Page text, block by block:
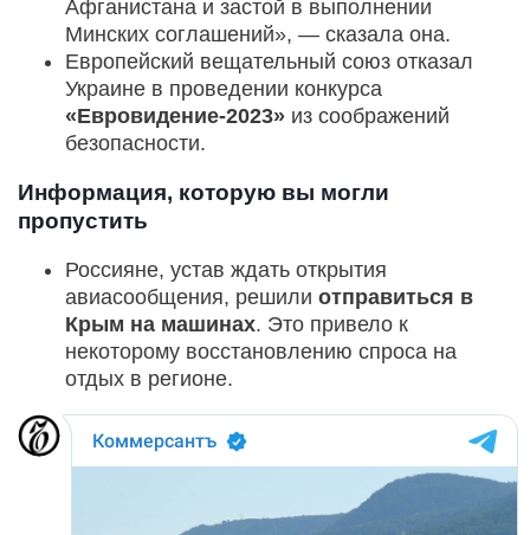
Афганистана и застой в выполнении
Минских соглашений», — сказала она.
Европейский вещательный союз отказал
Украине в проведении конкурса
«Евровидение-2023» из соображений
безопасности.
Информация, которую вы могли
пропустить
Россияне, устав ждать открытия
авиасообщения, решили отправиться в
Крым на машинах. Это привело к
некоторому восстановлению спроса на
отдых в регионе.